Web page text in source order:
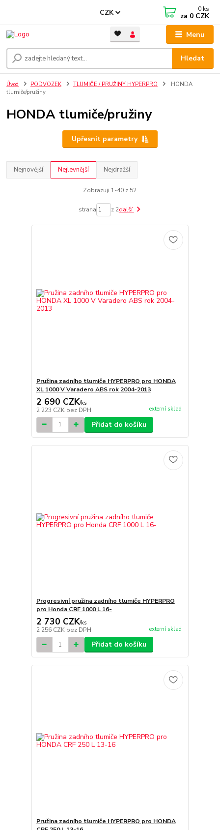
Menu
CZK
Hledat
0 ks
za 0 CZK
Úvod PODVOZEK TLUMIČE / PRUŽINY HYPERPRO
HONDA
tlumiče/pružiny
HONDA tlumiče/pružiny
Upřesnit parametry
Nejnovější Nejlevnější Nejdražší
Zobrazuji 1-40 z 52
strana z 2další
Pružina zadního tlumiče HYPERPRO pro HONDA
XL 1000 V Varadero ABS rok 2004-2013
2 690 CZK/ks
2 223 CZK bez DPH externí sklad
Přidat do košíku
Progresivní pružina zadního tlumiče HYPERPRO
pro Honda CRF 1000 L 16-
2 730 CZK/ks
2 256 CZK bez DPH externí sklad
Přidat do košíku
Pružina zadního tlumiče HYPERPRO pro HONDA